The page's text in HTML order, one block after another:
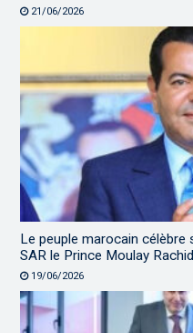
21/06/2026
Le peuple marocain célèbre
SAR le Prince Moulay Rachid
19/06/2026